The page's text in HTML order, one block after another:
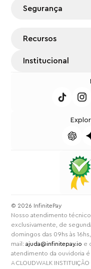
Segurança
Recursos
Institucional
⁠© 2026 InfinitePay
Nosso atendimento
exclusivamente, de
domingos das 09hs às
mail:ajuda@infinitepay.io e
atendimento da ouvidoria é
A CLOUDWALK INSTITUIÇÃO